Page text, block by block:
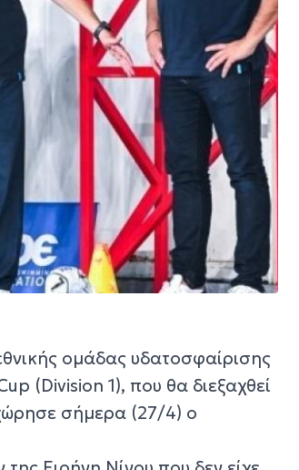
ομάδας υδατοσφαίρισης
(Division 1), που θα διεξαχθεί
σήμερα (27/4) ο